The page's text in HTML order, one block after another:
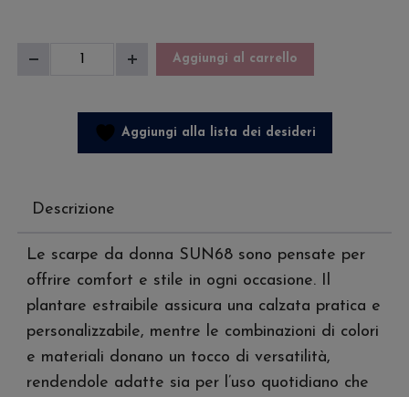
Sneakers
Nylon
Aumenta
Aggiungi al carrello
Aggiungi alla lista dei desideri
Descrizione
Le scarpe da donna SUN68 sono pensate per
offrire comfort e stile in ogni occasione. Il
plantare estraibile assicura una calzata pratica e
personalizzabile, mentre le combinazioni di colori
e materiali donano un tocco di versatilità,
rendendole adatte sia per l’uso quotidiano che